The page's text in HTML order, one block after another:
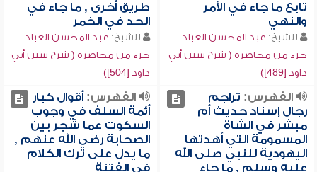
تابع ما جاء في الأمر
والنهي
للشيخ: عبد المحسن العباد
جزء من محاضرة ( شرح سنن أبي
داود [489])
طريق أخرى , ما جاء في
الحد في الخمر
للشيخ: عبد المحسن العباد
جزء من محاضرة ( شرح سنن أبي
داود [504])
الفهرس: تراجم
رجال إسناد حديث أم
مبشر في الشاة
المسمومة التي أهدتها
اليهودية للنبي صلى الله
عليه وسلم , ما جاء
الفهرس:أقوال كبار
أئمة السلف في وجوب
السكوت عما شجر بين
الصحابة رضي الله عنهم ,
ما يدل على ترك الكلام
في الفتنة